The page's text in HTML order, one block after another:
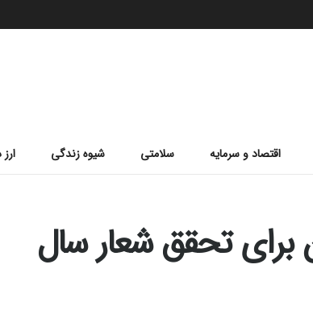
اقتصاد و سرمایه سلامتی شیوه زندگی
برای تحقق شعار سال